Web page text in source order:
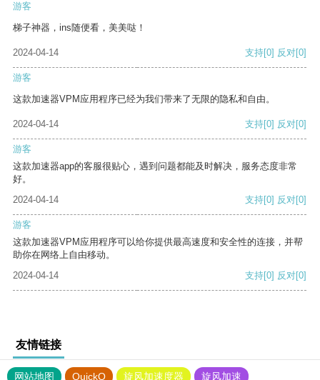
游客
梯子神器，ins随便看，美美哒！
2024-04-14 支持[0] 反对[0]
游客
这款加速器VPM应用程序已经为我们带来了无限的隐私和自由。
2024-04-14 支持[0] 反对[0]
游客
这款加速器app的客服很贴心，遇到问题都能及时解决，服务态度非常
好。
2024-04-14
支持[0] 反对[0]
游客
这款加速器VPM应用程序可以给你提供最高速度和安全性的连接，并帮
助你在网络上自由移动。
2024-04-14
支持[0] 反对[0]
友情链接
网站地图 QuickQ 旋风加速度器
旋风加速